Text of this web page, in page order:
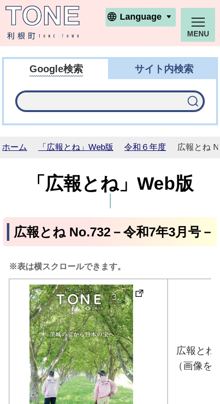
利根町ホームページ
Language
MENU
Google検索 サイト内検索
ホーム 「広報とね」Web版 令和６年度 広報とね
「広報とね」Web版
広報とね No.732－令和7年3月号－
※表は横スクロールできます。
広報と
（画像を